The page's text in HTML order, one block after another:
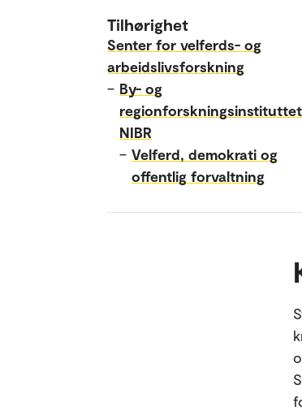
Tilhørighet
Senter for velferds- og
arbeidslivsforskning
– By- og
regionforskningsinstituttet
NIBR
– Velferd, demokrati og
offentlig forvaltning